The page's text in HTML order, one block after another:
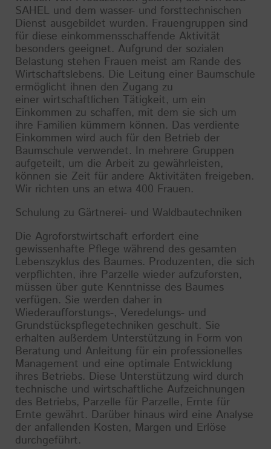
SAHEL und dem wasser- und forsttechnischen
Dienst ausgebildet wurden. Frauengruppen sind
für diese einkommensschaffende Aktivität
besonders geeignet. Aufgrund der sozialen
Belastung stehen Frauen meist am Rande des
Wirtschaftslebens. Die Leitung einer Baumschule
ermöglicht ihnen den Zugang zu
einer wirtschaftlichen Tätigkeit, um ein
Einkommen zu schaffen, mit dem sie sich um
ihre Familien kümmern können. Das verdiente
Einkommen wird auch für den Betrieb der
Baumschule verwendet. In mehrere Gruppen
aufgeteilt, um die Arbeit zu gewährleisten,
können sie Zeit für andere Aktivitäten freigeben.
Wir richten uns an etwa 400 Frauen.
Schulung zu Gärtnerei- und Waldbautechniken
Die Agroforstwirtschaft erfordert eine
gewissenhafte Pflege während des gesamten
Lebenszyklus des Baumes. Produzenten, die sich
verpflichten, ihre Parzelle wieder aufzuforsten,
müssen über gute Kenntnisse des Baumes
verfügen. Sie werden daher in
Wiederaufforstungs-, Veredelungs- und
Grundstückspflegetechniken geschult. Sie
erhalten außerdem Unterstützung in Form von
Beratung und Anleitung für ein professionelles
Management und eine optimale Entwicklung
ihres Betriebs. Diese Unterstützung wird durch
technische und wirtschaftliche Aufzeichnungen
des Betriebs, Parzelle für Parzelle, Ernte für
Ernte gewährt. Darüber hinaus wird eine Analyse
der anfallenden Kosten, Margen und Erlöse
durchgeführt.